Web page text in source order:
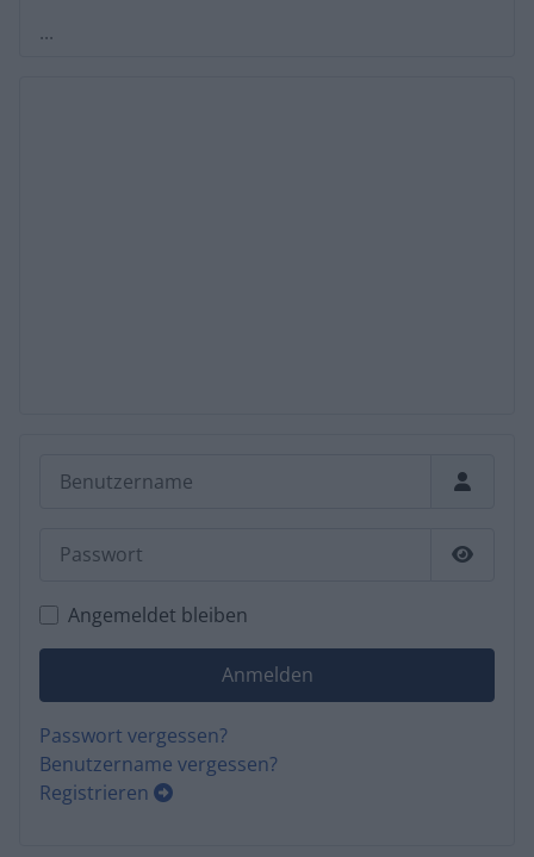
...
Benutzername
Passwort
Angemeldet bleiben
Anmelden
Passwort vergessen?
Benutzername vergessen?
Registrieren